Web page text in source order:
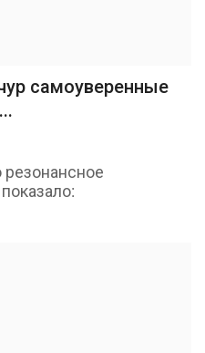
самоуверенные